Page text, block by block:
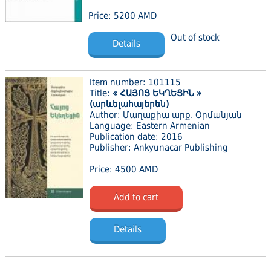
Price: 5200 AMD
Out of stock
Details
Item number: 101115
Title: « ՀԱՅՈՑ ԵԿՂԵՑԻՆ »
(արևելահայերեն)
Author: Մաղաքիա արք. Օրմանյան
Language: Eastern Armenian
Publication date: 2016
Publisher: Ankyunacar Publishing
Price: 4500 AMD
Add to cart
Details